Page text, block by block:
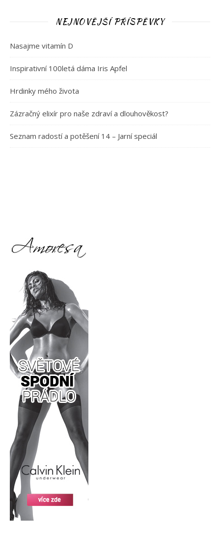
NEJNOVĚJŠÍ PŘÍSPĚVKY
Nasajme vitamín D
Inspirativní 100letá dáma Iris Apfel
Hrdinky mého života
Zázračný elixír pro naše zdraví a dlouhověkost?
Seznam radostí a potěšení 14 – Jarní speciál